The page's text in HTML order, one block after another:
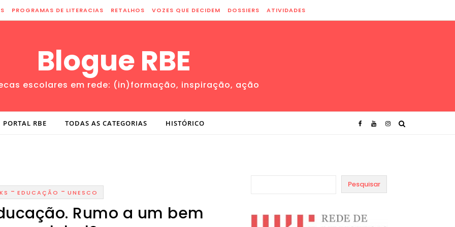
PROGRAMAS DE LITERACIAS RETALHOS VOZES QUE DECIDEM DOSSIERS ATIVIDADES
Blogue RBE
escolares em rede: (in)formação, inspiração, ação
PORTAL RBE TODAS AS CATEGORIAS HISTÓRICO
- EDUCAÇÃO - UNESCO
Rumo a um bem
Pesquisar